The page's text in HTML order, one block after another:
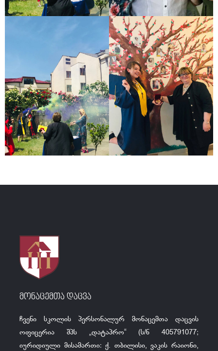
მონაცემთა დაცვა
ჩვენი სკოლის პერსონალურ მონაცემთა დაცვის
ოფიცერია შპს „დატაპრო“ (ს/ნ 405791077;
იურიდიული მისამართი: ქ. თბილისი, ვაკის რაიონი,